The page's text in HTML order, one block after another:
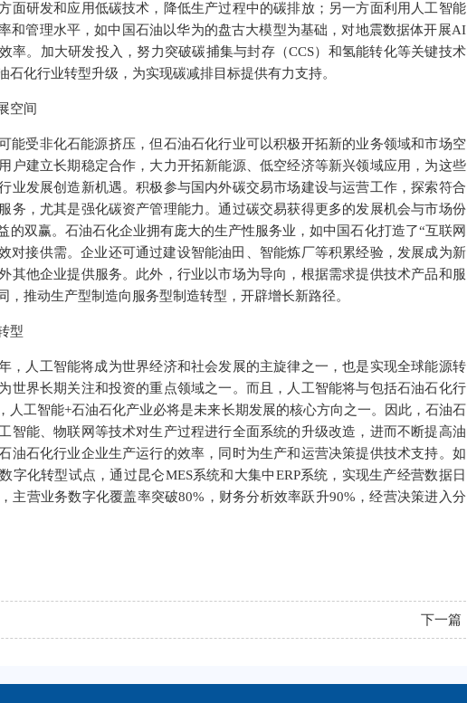
面研发和应用低碳技术，降低生产过程中的碳排放；另一方面利用人工智能
和管理水平，如中国石油以华为的盘古大模型为基础，对地震数据体开展AI
率。加大研发投入，努力突破碳捕集与封存（CCS）和氢能转化等关键技术
石化行业转型升级，为实现碳减排目标提供有力支持。
空间
能受非化石能源挤压，但石油石化行业可以积极开拓新的业务领域和市场空
户建立长期稳定合作，大力开拓新能源、低空经济等新兴领域应用，为这些
业发展创造新机遇。积极参与国内外碳交易市场建设与运营工作，探索符合
务，尤其是强化碳资产管理能力。通过碳交易获得更多的发展机会与市场份
的双赢。石油石化企业拥有庞大的生产性服务业，如中国石化打造了“互联网
对接供需。企业还可通过建设智能油田、智能炼厂等积累经验，发展成为新
其他企业提供服务。此外，行业以市场为导向，根据需求提供技术产品和服
，推动生产型制造向服务型制造转型，开辟增长新路径。
型
，人工智能将成为世界经济和社会发展的主旋律之一，也是实现全球能源转
世界长期关注和投资的重点领域之一。而且，人工智能将与包括石油石化行
人工智能+石油石化产业必将是未来长期发展的核心方向之一。因此，石油石
智能、物联网等技术对生产过程进行全面系统的升级改造，进而不断提高油
油石化行业企业生产运行的效率，同时为生产和运营决策提供技术支持。如
字化转型试点，通过昆仑MES系统和大集中ERP系统，实现生产经营数据日
主营业务数字化覆盖率突破80%，财务分析效率跃升90%，经营决策进入分
下一篇